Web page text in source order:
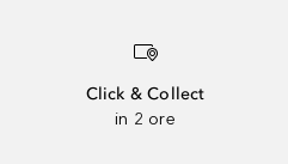
Click & Collect
in 2 ore